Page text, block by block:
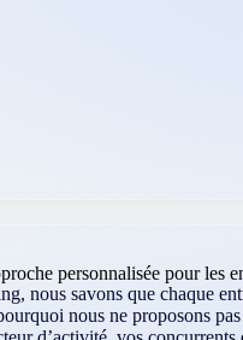
personnalisée pour les
nous savons que chaque
nous ne proposons